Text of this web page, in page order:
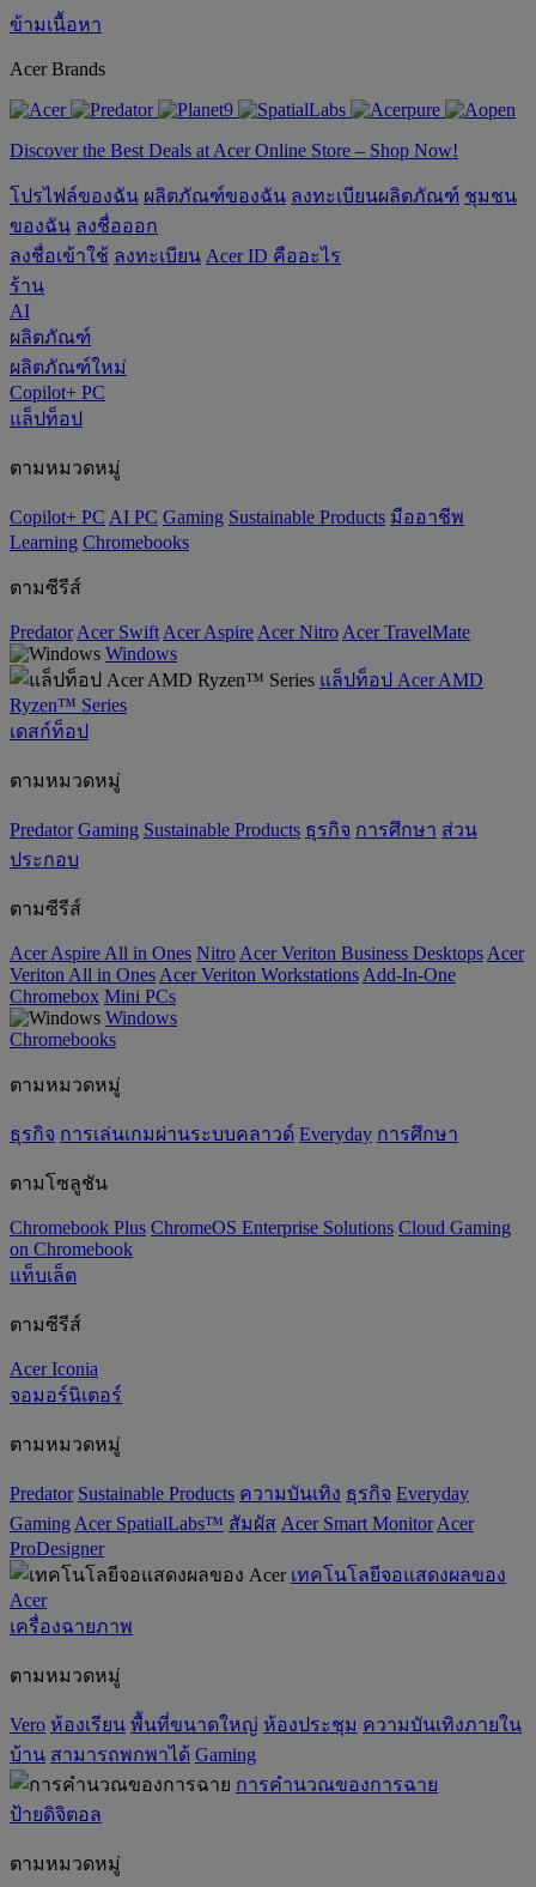
ข้ามเนื้อหา
Acer Brands
Discover the Best Deals at Acer Online Store – Shop Now!
โปรไฟล์ของฉัน ผลิตภัณฑ์ของฉัน ลงทะเบียนผลิตภัณฑ์ ชุมชน
ของฉัน ลงชื่อออก
ลงชื่อเข้าใช้ ลงทะเบียน Acer ID คืออะไร
ร้าน
AI
ผลิตภัณฑ์
ผลิตภัณฑ์ใหม่
Copilot+ PC
แล็ปท็อป
ตามหมวดหมู่
Copilot+ PC AI PC Gaming ‌Sustainable Products มืออาชีพ
‌Learning Chromebooks
ตามซีรีส์
Predator Acer Swift Acer Aspire Acer Nitro Acer TravelMate
Windows
แล็ปท็อป Acer AMD
Ryzen™ Series
เดสก์ท็อป
ตามหมวดหมู่
Predator Gaming ‌Sustainable Products ธุรกิจ การศึกษา ส่วน
ประกอบ
ตามซีรีส์
Acer Aspire All in Ones Nitro Acer Veriton Business Desktops Acer
Veriton All in Ones Acer Veriton Workstations Add-In-One
Chromebox Mini PCs
Windows
Chromebooks
ตามหมวดหมู่
ธุรกิจ การเล่นเกมผ่านระบบคลาวด์ Everyday การศึกษา
ตามโซลูชัน
Chromebook Plus ChromeOS Enterprise Solutions Cloud Gaming
on Chromebook
แท็บเล็ต
ตามซีรีส์
Acer Iconia
จอมอร์นิเตอร์
ตามหมวดหมู่
Predator ‌Sustainable Products ความบันเทิง ธุรกิจ Everyday
Gaming Acer SpatialLabs™ สัมผัส Acer Smart Monitor Acer
ProDesigner
เทคโนโลยีจอแสดงผลของ
Acer
เครื่องฉายภาพ
ตามหมวดหมู่
Vero ห้องเรียน พื้นที่ขนาดใหญ่ ห้องประชุม ความบันเทิงภายใน
บ้าน สามารถพกพาได้ Gaming
การคำนวณของการฉาย
ป้ายดิจิตอล
ตามหมวดหมู่